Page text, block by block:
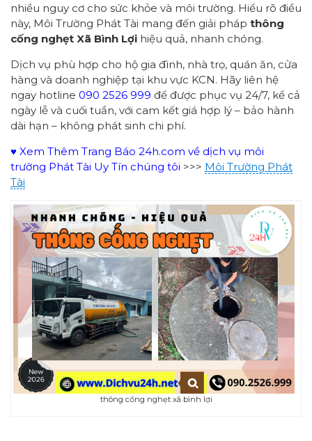
nhiều nguy cơ cho sức khỏe và môi trường. Hiểu rõ điều
này, Môi Trường Phát Tài mang đến giải pháp thông
cống nghẹt Xã Bình Lợi hiệu quả, nhanh chóng.
Dịch vụ phù hợp cho hộ gia đình, nhà trọ, quán ăn, cửa
hàng và doanh nghiệp tại khu vực KCN. Hãy liên hệ
ngay hotline 090 2526 999 để được phục vụ 24/7, kể cả
ngày lễ và cuối tuần, với cam kết giá hợp lý – bảo hành
dài hạn – không phát sinh chi phí.
♥ Xem Thêm Trang Báo 24h.com về dịch vụ môi
trường Phát Tài Uy Tín chúng tôi >>> Môi Trường Phát
Tài
thông cống nghẹt xã bình lợi